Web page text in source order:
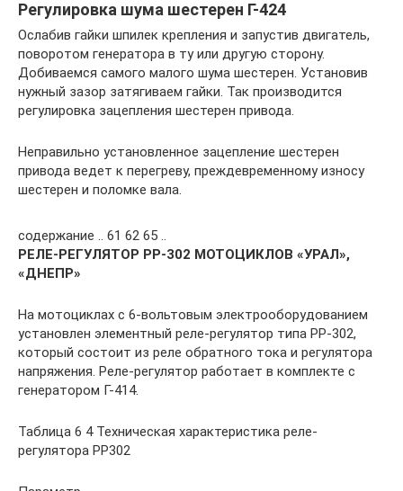
Регулировка шума шестерен Г-424
Ослабив гайки шпилек крепления и запустив двигатель,
поворотом генератора в ту или другую сторону.
Добиваемся самого малого шума шестерен. Установив
нужный зазор затягиваем гайки. Так производится
регулировка зацепления шестерен привода.
Неправильно установленное зацепление шестерен
привода ведет к перегреву, преждевременному износу
шестерен и поломке вала.
содержание .. 61 62 65 ..
РЕЛЕ-РЕГУЛЯТОР РР-302 МОТОЦИКЛОВ «УРАЛ»,
«ДНЕПР»
На мотоциклах с 6-вольтовым электрооборудованием
установлен элементный реле-регулятор типа РР-302,
который состоит из реле обратного тока и регулятора
напряжения. Реле-регулятор работает в комплекте с
генератором Г-414.
Таблица 6 4 Техническая характеристика реле-
регулятора РР302